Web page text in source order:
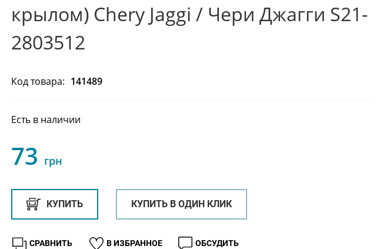
крылом) Chery Jaggi / Чери Джагги S21-
2803512
Код товара: 141489
Есть в наличии
73 грн
КУПИТЬ КУПИТЬ В ОДИН КЛИК
В ИЗБРАННОЕ
СРАВНИТЬ ОБСУДИТЬ